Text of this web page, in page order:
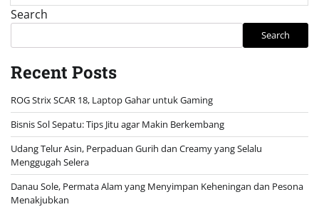
Search
Search
Recent Posts
ROG Strix SCAR 18, Laptop Gahar untuk Gaming
Bisnis Sol Sepatu: Tips Jitu agar Makin Berkembang
Udang Telur Asin, Perpaduan Gurih dan Creamy yang Selalu
Menggugah Selera
Danau Sole, Permata Alam yang Menyimpan Keheningan dan Pesona
Menakjubkan